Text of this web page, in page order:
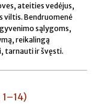
ateities vedėjus,
viltis. Bendruomenė
sąlygoms,
reikalingą
tarnauti ir švęsti.
1–14)